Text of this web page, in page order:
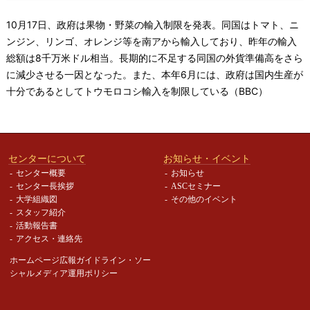
10月17日、政府は果物・野菜の輸入制限を発表。同国はトマト、ニ
ンジン、リンゴ、オレンジ等を南アから輸入しており、昨年の輸入
総額は8千万米ドル相当。長期的に不足する同国の外貨準備高をさら
に減少させる一因となった。また、本年6月には、政府は国内生産が
十分であるとしてトウモロコシ輸入を制限している（BBC）
センターについて
センター概要
センター長挨拶
大学組織図
スタッフ紹介
活動報告書
アクセス・連絡先
ホームページ広報ガイドライン・ ソー
シャルメディア運用ポリシー
お知らせ・イベント
お知らせ
ASCセミナー
その他のイベント